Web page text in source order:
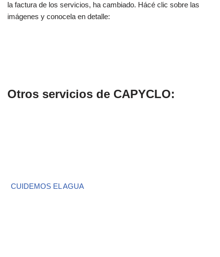
la factura de los servicios, ha cambiado. Hácé clic sobre las
imágenes y conocela en detalle:
Otros servicios de CAPYCLO:
CUIDEMOS EL AGUA